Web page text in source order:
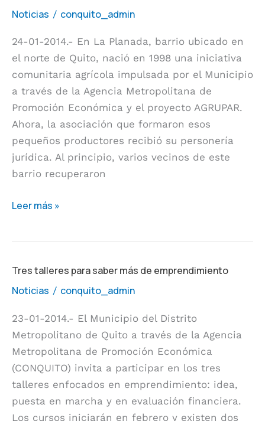
Noticias / conquito_admin
24-01-2014.- En La Planada, barrio ubicado en
el norte de Quito, nació en 1998 una iniciativa
comunitaria agrícola impulsada por el Municipio
a través de la Agencia Metropolitana de
Promoción Económica y el proyecto AGRUPAR.
Ahora, la asociación que formaron esos
pequeños productores recibió su personería
jurídica. Al principio, varios vecinos de este
barrio recuperaron
orgánica
con
personería
jurídica
Leer más »
Tres talleres para saber más de emprendimiento
Noticias / conquito_admin
23-01-2014.- El Municipio del Distrito
Metropolitano de Quito a través de la Agencia
Metropolitana de Promoción Económica
(CONQUITO) invita a participar en los tres
talleres enfocados en emprendimiento: idea,
puesta en marcha y en evaluación financiera.
Los cursos iniciarán en febrero y existen dos
Tres
talleres
saber
más
de
emprendimiento